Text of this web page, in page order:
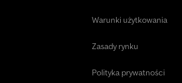
Warunki użytkowania
Zasady rynku
Polityka prywatności